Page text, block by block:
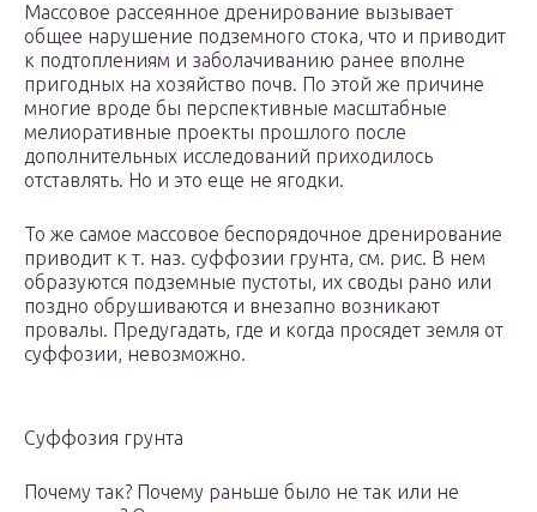
Массовое рассеянное дренирование вызывает
общее нарушение подземного стока, что и приводит
к подтоплениям и заболачиванию ранее вполне
пригодных на хозяйство почв. По этой же причине
многие вроде бы перспективные масштабные
мелиоративные проекты прошлого после
дополнительных исследований приходилось
отставлять. Но и это еще не ягодки.
То же самое массовое беспорядочное дренирование
приводит к т. наз. суффозии грунта, см. рис. В нем
образуются подземные пустоты, их своды рано или
поздно обрушиваются и внезапно возникают
провалы. Предугадать, где и когда просядет земля от
суффозии, невозможно.
Суффозия грунта
Почему так? Почему раньше было не так или не